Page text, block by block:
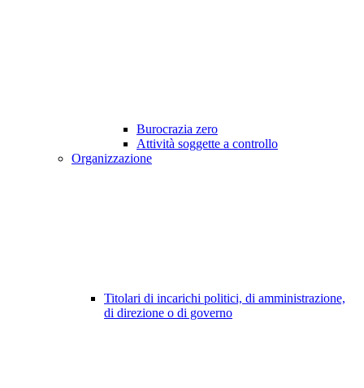
Burocrazia zero
Attività soggette a controllo
Organizzazione
Titolari di incarichi politici, di amministrazione,
di direzione o di governo